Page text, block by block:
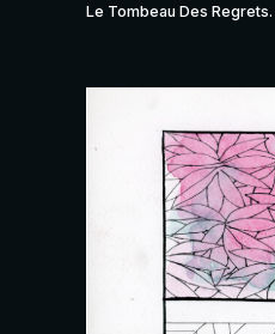
Le Tombeau Des Regrets.